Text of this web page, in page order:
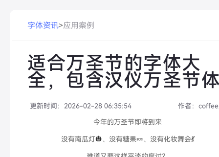
字体资讯>应用案例
适合万圣节的字体大
全，包含汉仪万圣节
更新时间： 2026-02-28 06:35:54 作者：
今年的万圣节即将到来
没有南瓜灯🎃、没有糖果🍬、没有化妆舞会💃